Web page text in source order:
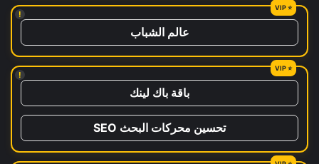
!
عالم الشباب
!
باقة باك لينك
تحسين محركات البحث SEO